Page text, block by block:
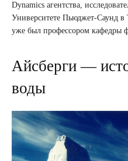
Dynamics агентства,
Университете Пьюджет-Саунд
уже был профессором кафедры
Айсберги —
воды